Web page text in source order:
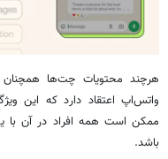
هرچند محتویات چت‌ها
واتس‌اپ اعتقاد دارد که این
ممکن است همه افراد در آن با
باشد.